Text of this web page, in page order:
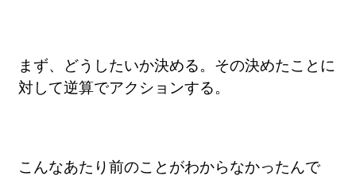
まず、どうしたいか決める。その決めたことに
対して逆算でアクションする。
こんなあたり前のことがわからなかったんで